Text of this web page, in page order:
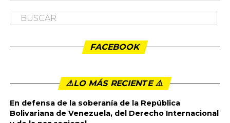
FACEBOOK
⚠️LO MÁS RECIENTE ⚠️️
En defensa de la soberanía de la República
Bolivariana de Venezuela, del Derecho Internacional